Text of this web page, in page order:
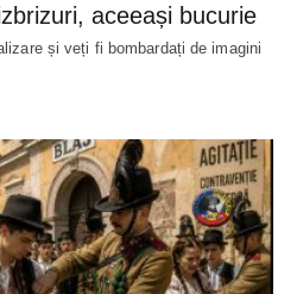
aceeași bucurie
și veți fi bombardați de imagini